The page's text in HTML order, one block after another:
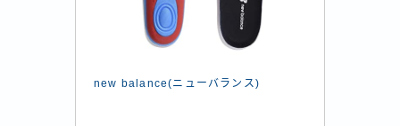
new balance(ニューバランス)